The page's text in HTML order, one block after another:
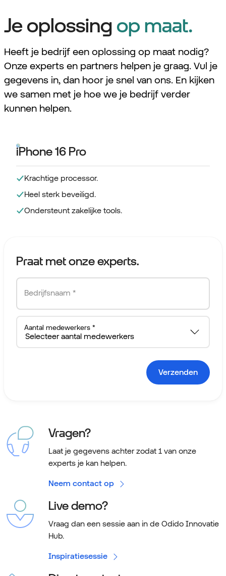
Je oplossing op maat.
Heeft je bedrijf een oplossing op maat nodig?
Onze experts en partners helpen je graag. Vul je
gegevens in, dan hoor je snel van ons. En kijken
we samen met je hoe we je bedrijf verder
kunnen helpen.
iPhone 16 Pro
Krachtige processor.
Heel sterk beveiligd.
Ondersteunt zakelijke tools.
Praat met onze experts.
Bedrijfsnaam *
Aantal medewerkers *
Verzenden
Vragen?
Laat je gegevens achter zodat 1 van onze
experts je kan helpen.
Neem contact op
Live demo?
Vraag dan een sessie aan in de Odido Innovatie
Hub.
Inspiratiesessie